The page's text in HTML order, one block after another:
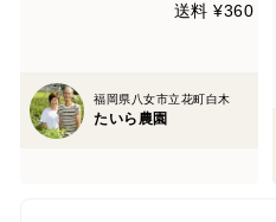
送料 ¥360
福岡県八女市立花町白木
たいら農園